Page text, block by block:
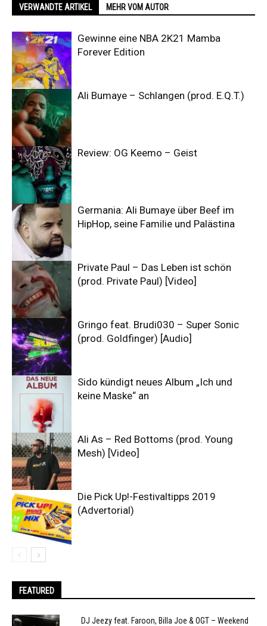
VERWANDTE ARTIKEL MEHR VOM AUTOR
Gewinne eine NBA 2K21 Mamba
Forever Edition
Ali Bumaye – Schlangen (prod. E.Q.T.)
Review: OG Keemo – Geist
Germania: Ali Bumaye über Beef im
HipHop, seine Familie und Palästina
Private Paul – Das Leben ist schön
(prod. Private Paul) [Video]
Gringo feat. Brudi030 – Super Sonic
(prod. Goldfinger) [Audio]
Sido kündigt neues Album „Ich und
keine Maske“ an
Ali As – Red Bottoms (prod. Young
Mesh) [Video]
Die Pick Up!-Festivaltipps 2019
(Advertorial)
FEATURED
DJ Jeezy feat. Faroon, Billa Joe & OGT – Weekend